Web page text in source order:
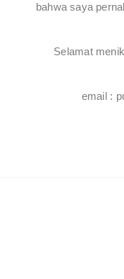
bahwa saya
Selamat
email :